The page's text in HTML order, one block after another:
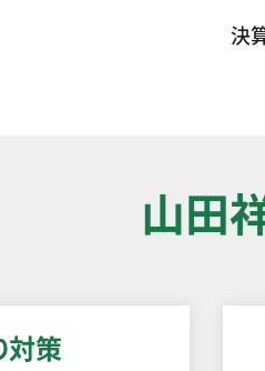
決
山田
対策